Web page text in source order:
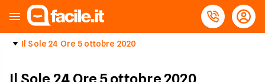
Il Sole 24 Ore 5 ottobre 2020